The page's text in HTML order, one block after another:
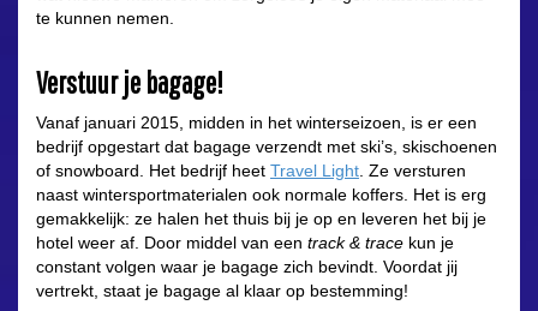
te kunnen nemen.
Verstuur je bagage!
Vanaf januari 2015, midden in het winterseizoen, is er een
bedrijf opgestart dat bagage verzendt met ski’s, skischoenen
of snowboard. Het bedrijf heet Travel Light . Ze versturen
naast wintersportmaterialen ook normale koffers. Het is erg
gemakkelijk: ze halen het thuis bij je op en leveren het bij je
hotel weer af. Door middel van een track & trace kun je
constant volgen waar je bagage zich bevindt. Voordat jij
vertrekt, staat je bagage al klaar op bestemming!